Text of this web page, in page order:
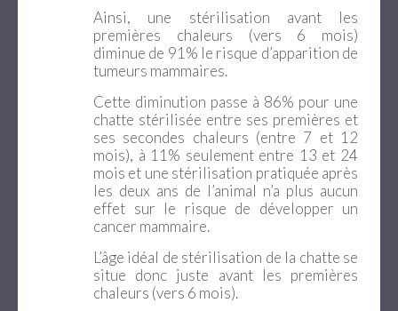
Ainsi, une stérilisation avant les
premières chaleurs (vers 6 mois)
diminue de 91% le risque d’apparition de
tumeurs mammaires.
Cette diminution passe à 86% pour une
chatte stérilisée entre ses premières et
ses secondes chaleurs (entre 7 et 12
mois), à 11% seulement entre 13 et 24
mois et une stérilisation pratiquée après
les deux ans de l’animal n’a plus aucun
effet sur le risque de développer un
cancer mammaire.
L’âge idéal de stérilisation de la chatte se
situe donc juste avant les premières
chaleurs (vers 6 mois).